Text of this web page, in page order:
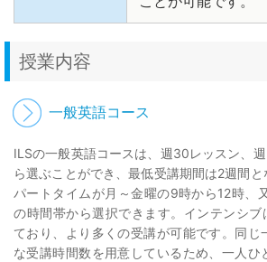
授業内容
一般英語コース
ILSの一般英語コースは、週30レッスン、
ら選ぶことができ、最低受講期間は2週間
パートタイムが月～金曜の9時から12時、
の時間帯から選択できます。インテンシ
ており、より多くの受講が可能です。同じ
な受講時間数を用意しているため、一人ひ